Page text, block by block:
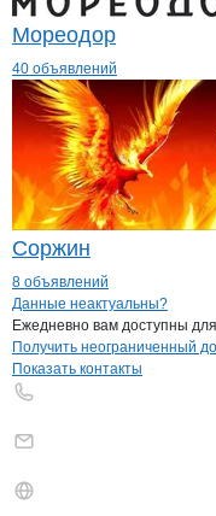
Мореодор
40 объявлений
Соржин
8 объявлений
Контакты
+7(800)000-00-..
Данные неактуальны?
Ежедневно вам доступны
Получить неограниченный
Показать контакты